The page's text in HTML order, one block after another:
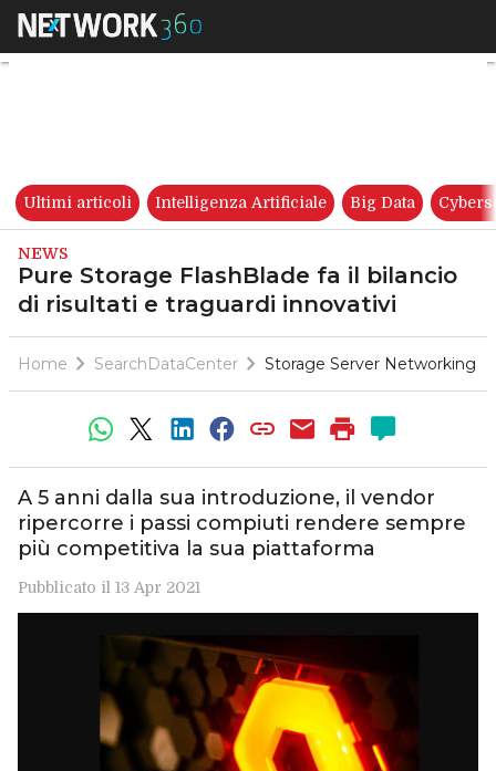
Pure Storage FlashBlade fa
Ultimi articoli Intelligenza Artificiale Big Data
NEWS
Pure Storage FlashBlade fa il bilancio
di risultati e traguardi innovativi
Home SearchDataCenter Storage Server Networking
A 5 anni dalla sua introduzione, il vendor
ripercorre i passi compiuti rendere sempre
più competitiva la sua piattaforma
Pubblicato il 13 Apr 2021